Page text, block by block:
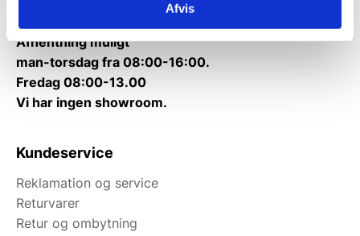
Afvis
Afhentning muligt
man-torsdag fra 08:00-16:00.
Fredag 08:00-13.00
Vi har ingen showroom.
Kundeservice
Reklamation og service
Returvarer
Retur og ombytning